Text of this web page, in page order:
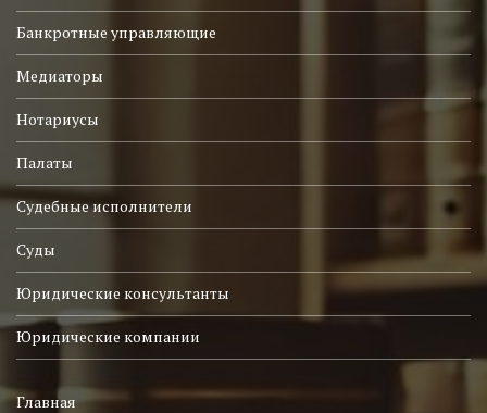
Банкротные управляющие
Медиаторы
Нотариусы
Палаты
Судебные исполнители
Суды
Юридические консультанты
Юридические компании
Главная